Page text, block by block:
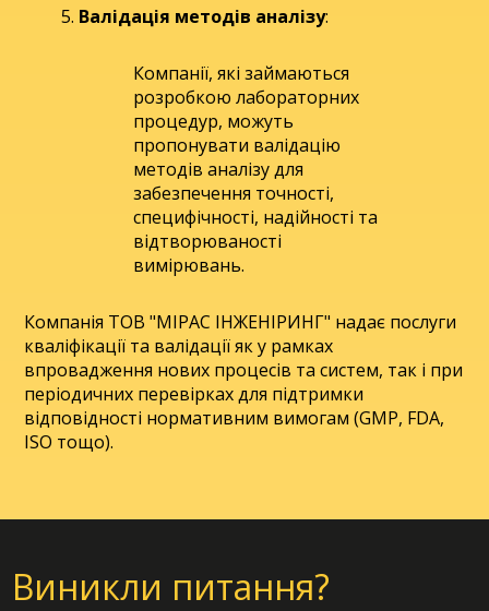
Валідація методів аналізу:
Компанії, які займаються
розробкою лабораторних
процедур, можуть
пропонувати валідацію
методів аналізу для
забезпечення точності,
специфічності, надійності та
відтворюваності
вимірювань.
Компанія ТОВ "МІРАС ІНЖЕНІРИНГ" надає послуги
кваліфікації та валідації як у рамках
впровадження нових процесів та систем, так і при
періодичних перевірках для підтримки
відповідності нормативним вимогам (GMP, FDA,
ISO тощо).
Виникли питання?